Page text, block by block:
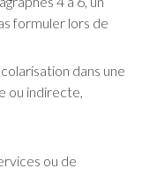
formuler lors de
dans une
ou indirecte,
ou de